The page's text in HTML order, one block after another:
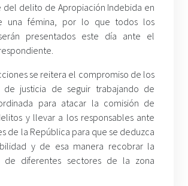
del delito de Apropiación Indebida en
una fémina, por lo que todos los
presentados este día ante el
se reitera el compromiso de los
de justicia de seguir trabajando de
para atacar la comisión de
y llevar a los responsables ante
de la República para que se deduzca
y de esa manera recobrar la
de diferentes sectores de la zona